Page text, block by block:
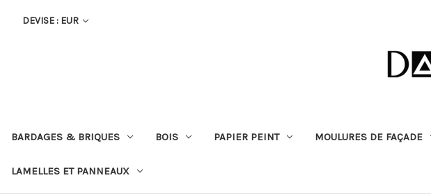
DEVISE : EUR
BARDAGES & BRIQUES BOIS PAPIER PEINT MOULURES DE FAÇADE
LAMELLES ET PANNEAUX